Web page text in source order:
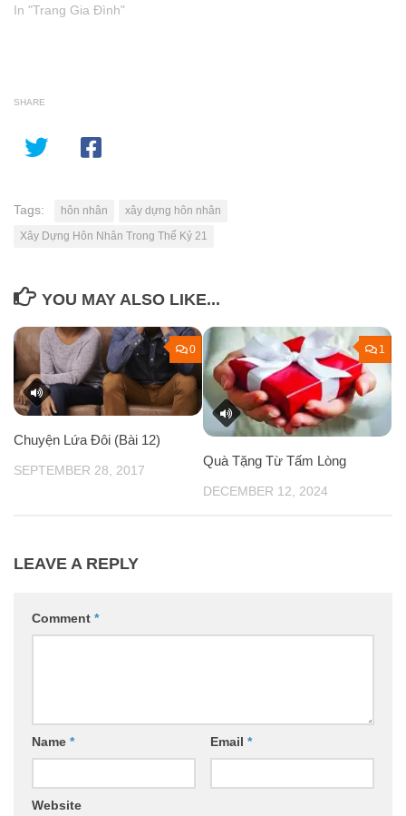
In "Trang Gia Đình"
SHARE
Tags: hôn nhân
xây dựng hôn nhân
Xây Dựng Hôn Nhân Trong Thế Kỷ 21
YOU MAY ALSO LIKE...
0
Chuyện Lứa Đôi (Bài 12)
SEPTEMBER 28, 2017
1
Quà Tặng Từ Tấm Lòng
DECEMBER 12, 2024
LEAVE A REPLY
Comment *
Name * Email *
Website